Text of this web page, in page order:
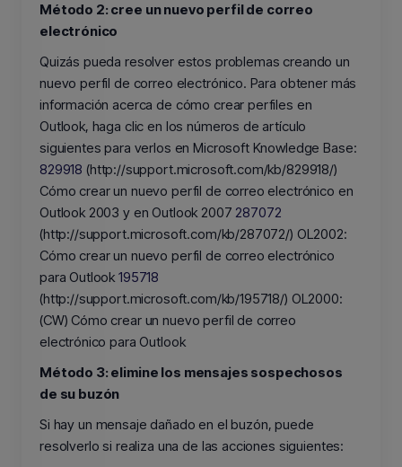
Método 2: cree un nuevo perfil de correo
electrónico
Quizás pueda resolver estos problemas creando un
nuevo perfil de correo electrónico. Para obtener más
información acerca de cómo crear perfiles en
Outlook, haga clic en los números de artículo
siguientes para verlos en Microsoft Knowledge Base:
829918 (http://support.microsoft.com/kb/829918/)
Cómo crear un nuevo perfil de correo electrónico en
Outlook 2003 y en Outlook 2007287072
(http://support.microsoft.com/kb/287072/) OL2002:
Cómo crear un nuevo perfil de correo electrónico
para Outlook195718
(http://support.microsoft.com/kb/195718/) OL2000:
(CW) Cómo crear un nuevo perfil de correo
electrónico para Outlook
Método 3: elimine los mensajes sospechosos
de su buzón
Si hay un mensaje dañado en el buzón, puede
resolverlo si realiza una de las acciones siguientes: